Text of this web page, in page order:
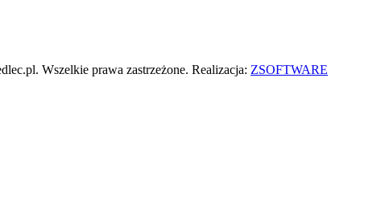
Wszelkie prawa zastrzeżone. Realizacja: ZSOFTWARE